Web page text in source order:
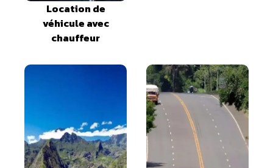
Location de
véhicule avec
chauffeur